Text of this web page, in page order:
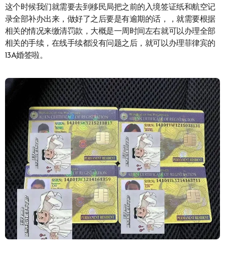
这个时候我们就需要去到移民局把之前的入境签证纸和航空记
录全部补办出来，做好了之后要是有逾期的话，，就需要根据
相关的情况来缴清罚款，大概是一周时间左右就可以办理全部
相关的手续，在线手续都没有问题之后，就可以办理菲律宾的
13A婚签啦。